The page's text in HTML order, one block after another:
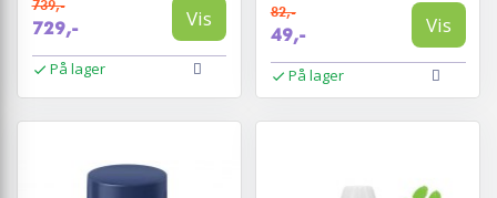
739,-
729,- Vis
På lager
82,-
49,- Vis
På lager